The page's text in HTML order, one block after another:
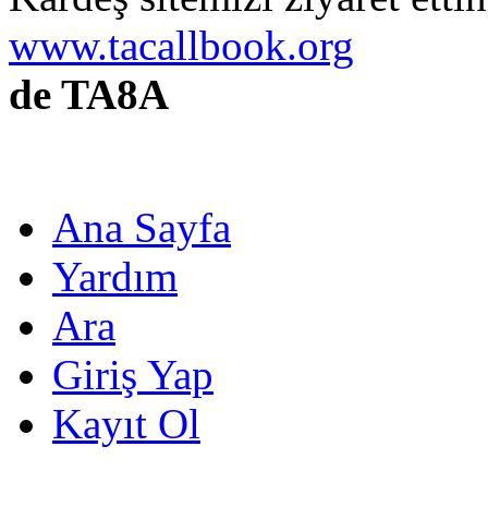
www.tacallbook.org
de TA8A
Ana Sayfa
Yardım
Ara
Giriş Yap
Kayıt Ol